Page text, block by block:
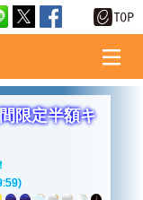
限定半額キ